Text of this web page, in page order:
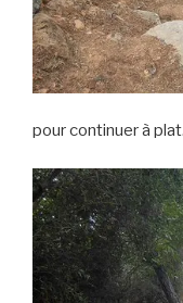
pour continuer à plat.